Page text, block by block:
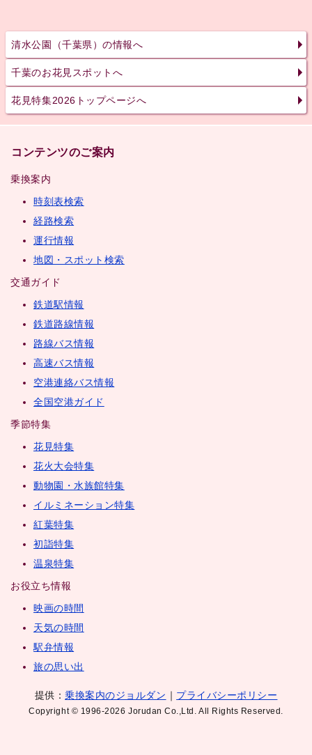
清水公園（千葉県）の情報へ
千葉のお花見スポットへ
花見特集2026トップページへ
コンテンツのご案内
乗換案内
時刻表検索
経路検索
運行情報
地図・スポット検索
交通ガイド
鉄道駅情報
鉄道路線情報
路線バス情報
高速バス情報
空港連絡バス情報
全国空港ガイド
季節特集
花見特集
花火大会特集
動物園・水族館特集
イルミネーション特集
紅葉特集
初詣特集
温泉特集
お役立ち情報
映画の時間
天気の時間
駅弁情報
旅の思い出
提供：乗換案内のジョルダン ｜ プライバシーポリシー
Copyright © 1996-2026 Jorudan Co.,Ltd. All Rights Reserved.